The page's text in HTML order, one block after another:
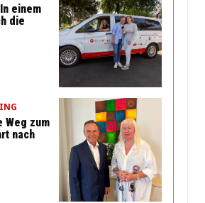
einem
die
Weg zum
nach